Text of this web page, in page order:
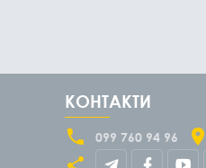
КОНТАКТИ
099 760 94 96